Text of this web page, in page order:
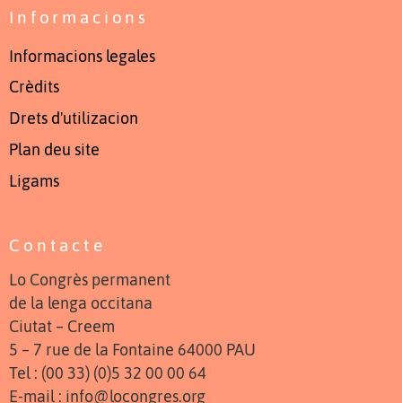
Informacions
Informacions legales
Crèdits
Drets d'utilizacion
Plan deu site
Ligams
Contacte
Lo Congrès permanent
de la lenga occitana
Ciutat – Creem
5 – 7 rue de la Fontaine 64000 PAU
Tel : (00 33) (0)5 32 00 00 64
E-mail : info@locongres.org